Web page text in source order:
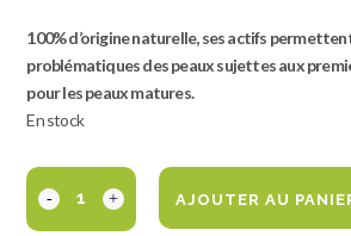
100% d’origine naturelle, ses actifs
problématiques des peaux sujettes aux
pour les peaux matures.
En stock
AJOUTER AU